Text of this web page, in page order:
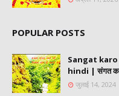
POPULAR POSTS
Sangat
hindi | संगत करो
जुलाई 14, 2024